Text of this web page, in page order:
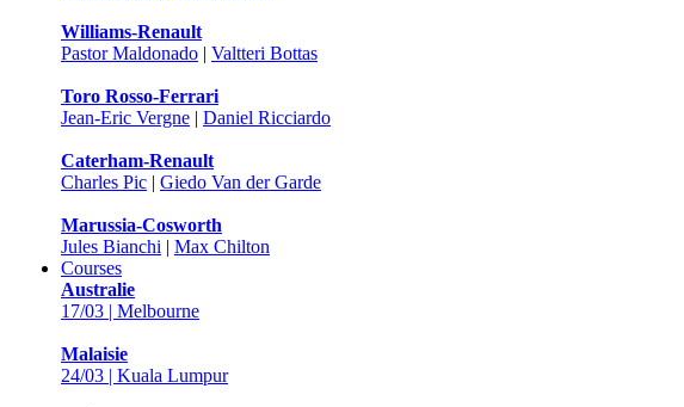
Williams-Renault
Pastor Maldonado | Valtteri Bottas
Toro Rosso-Ferrari
Jean-Eric Vergne | Daniel Ricciardo
Caterham-Renault
Charles Pic | Giedo Van der Garde
Marussia-Cosworth
Jules Bianchi | Max Chilton
Courses
Australie
17/03 | Melbourne
Malaisie
24/03 | Kuala Lumpur